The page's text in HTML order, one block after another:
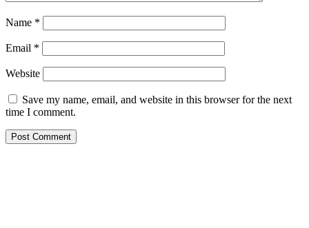
Name *
Email *
Website
Save my name, email, and website in this browser for the next
time I comment.